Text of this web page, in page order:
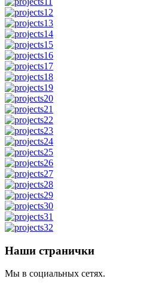
Наши странички
Мы в социальных сетях.